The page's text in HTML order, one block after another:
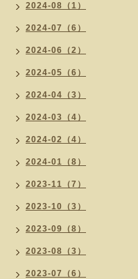
2024-08（1）
2024-07（6）
2024-06（2）
2024-05（6）
2024-04（3）
2024-03（4）
2024-02（4）
2024-01（8）
2023-11（7）
2023-10（3）
2023-09（8）
2023-08（3）
2023-07（6）